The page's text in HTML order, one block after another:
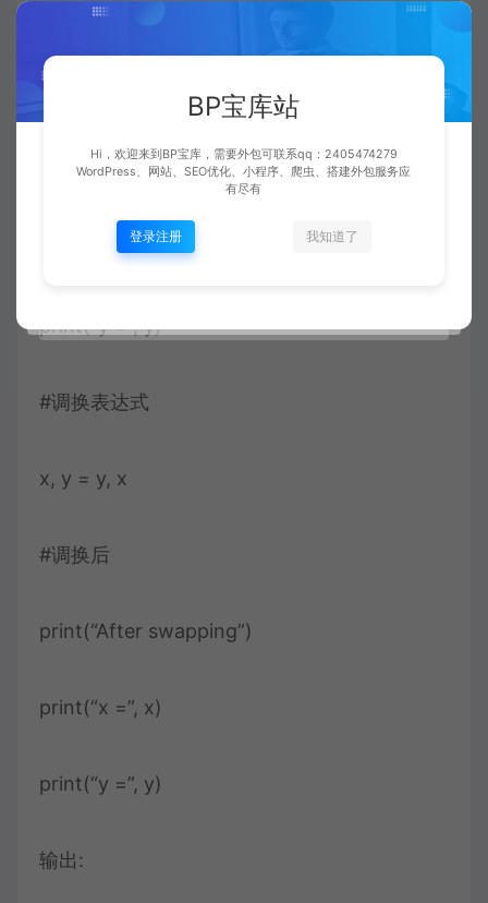
#在调换之前
print(“Before swapping”)
print(“x =”, x)
print(“y =”, y)
#调换表达式
x, y = y, x
#调换后
print(“After swapping”)
print(“x =”, x)
print(“y =”, y)
输出:
BP宝库站
Hi，欢迎来到BP宝库，需要外包可联系qq：2405474279
WordPress、网站、SEO优化、小程序、爬虫、搭建外包服务应
有尽有
登录注册 我知道了